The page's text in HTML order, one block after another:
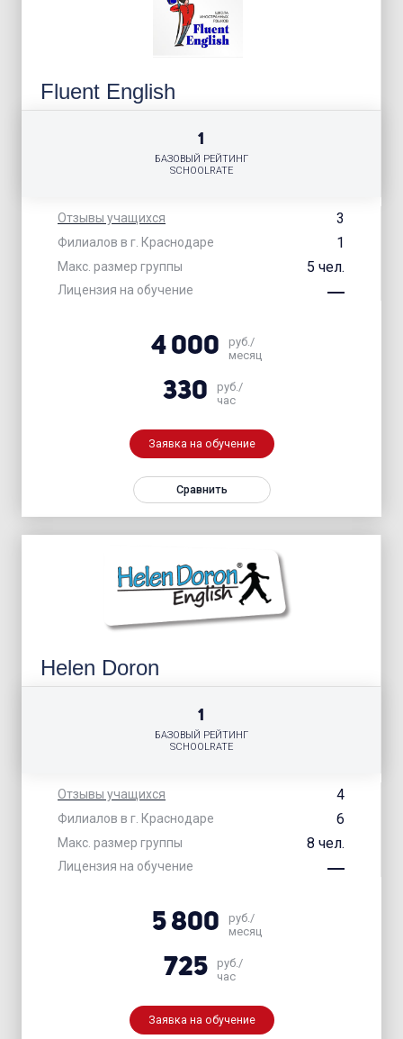
Fluent English
Отзывы учащихся 3
Филиалов в г. Краснодаре 1
Макс. размер группы 5 чел.
Лицензия на обучение
1
БАЗОВЫЙ РЕЙТИНГ
SCHOOLRATE
4 000
руб./
месяц
330
руб./
час
Заявка на обучение
Сравнить
Helen Doron
Отзывы учащихся 4
Филиалов в г. Краснодаре 6
Макс. размер группы 8 чел.
Лицензия на обучение
1
БАЗОВЫЙ РЕЙТИНГ
SCHOOLRATE
5 800
руб./
месяц
725
руб./
час
Заявка на обучение